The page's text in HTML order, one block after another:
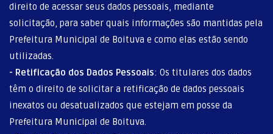
direito de acessar seus dados pessoais, mediante
solicitação, para saber quais informações são mantidas pela
Prefeitura Municipal de Boituva e como elas estão sendo
utilizadas.
- Retificação dos Dados Pessoais: Os titulares dos dados
têm o direito de solicitar a retificação de dados pessoais
inexatos ou desatualizados que estejam em posse da
Prefeitura Municipal de Boituva.